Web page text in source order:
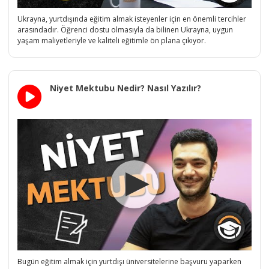
Ukrayna, yurtdışında eğitim almak isteyenler için en önemli tercihler
arasındadır. Öğrenci dostu olmasıyla da bilinen Ukrayna, uygun
yaşam maliyetleriyle ve kaliteli eğitimle ön plana çıkıyor.
Niyet Mektubu Nedir? Nasıl Yazılır?
Bugün eğitim almak için yurtdışı üniversitelerine başvuru yaparken